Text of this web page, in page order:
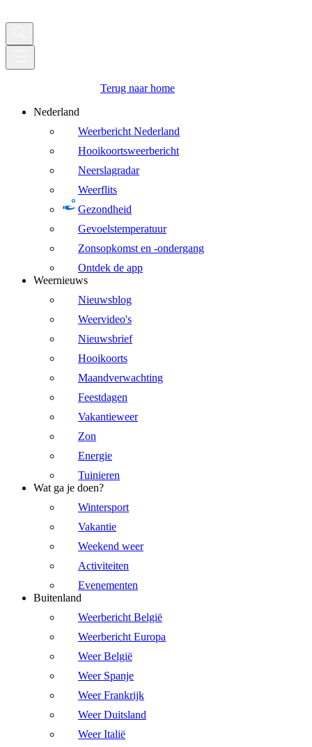
Terug naar home
Nederland
Weerbericht Nederland
Hooikoortsweerbericht
Neerslagradar
Weerflits
Gezondheid
Gevoelstemperatuur
Zonsopkomst en -ondergang
Ontdek de app
Weernieuws
Nieuwsblog
Weervideo's
Nieuwsbrief
Hooikoorts
Maandverwachting
Feestdagen
Vakantieweer
Zon
Energie
Tuinieren
Wat ga je doen?
Wintersport
Vakantie
Weekend weer
Activiteiten
Evenementen
Buitenland
Weerbericht België
Weerbericht Europa
Weer België
Weer Spanje
Weer Frankrijk
Weer Duitsland
Weer Italië